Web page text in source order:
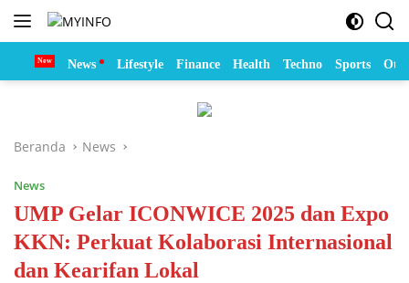
Langsung
Home News Lifestyle Finance Health Techno Sports
Beranda News
News
UMP Gelar ICONWICE 2025 dan Expo
KKN: Perkuat Kolaborasi Internasional
dan Kearifan Lokal